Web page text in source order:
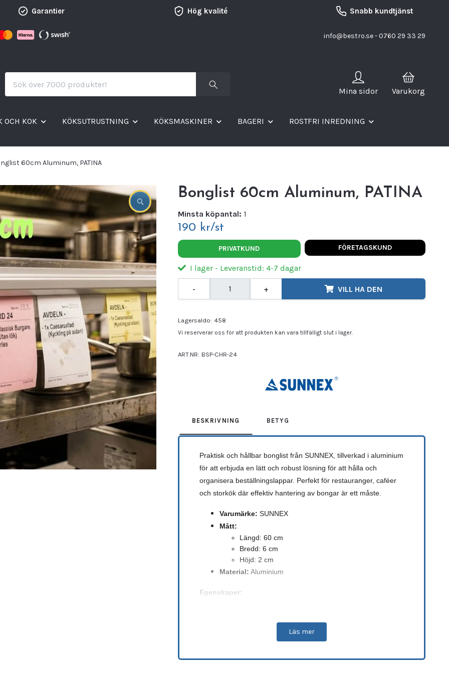
Garantier Hög kvalité Snabb kundtjänst
info@bestro.se- 0760 29 33 29
Mina sidor Varukorg
OCH KOK KÖKSUTRUSTNING KÖKSMASKINER BAGERI ROSTFRI INREDNING
60cm Aluminum, PATINA
Bonglist 60cm Aluminum, PATINA
Minsta köpantal: 1
190 kr/st
PRIVATKUND FÖRETAGSKUND
I lager - Leveranstid: 4-7 dagar
- + VILL HA DEN
Lagersaldo: 458
Vi reserverar oss för att produkten kan vara tillfälligt slut i lager.
ART.NR: BSP-CHR-24
BESKRIVNING BETYG
Praktisk och hållbar bonglist från SUNNEX, tillverkad i aluminium
för att erbjuda en lätt och robust lösning för att hålla och
organisera beställningslappar. Perfekt för restauranger, caféer
och storkök där effektiv hantering av bongar är ett måste.
Varumärke: SUNNEX
Mått:
Längd: 60 cm
Bredd: 6 cm
Höjd: 2 cm
Material: Aluminium
Egenskaper:
Mångsidig och enkel att använda
Ett pålitligt och funktionellt val för olika behov!
Läs mer